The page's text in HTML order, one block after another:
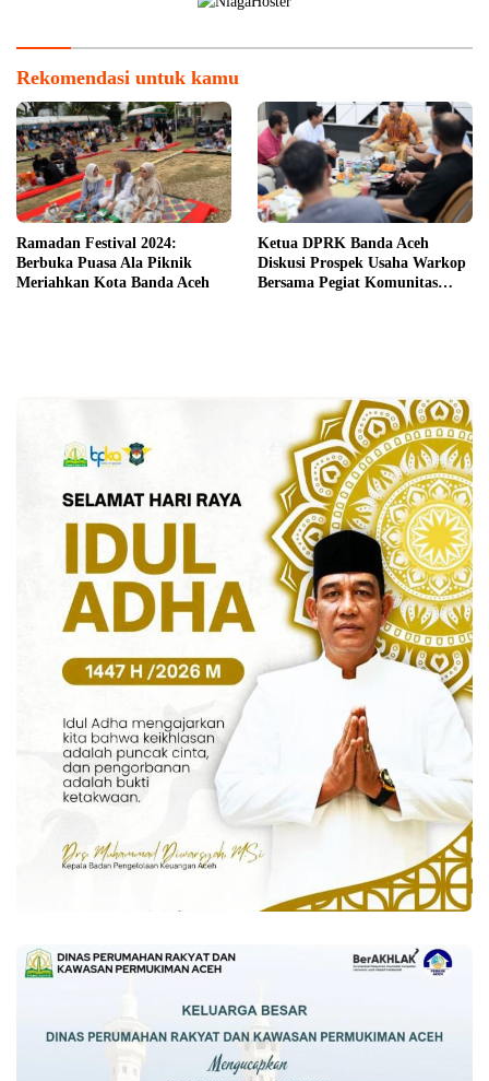
Rekomendasi untuk kamu
Ramadan Festival 2024:
Berbuka Puasa Ala Piknik
Meriahkan Kota Banda Aceh
Ketua DPRK Banda Aceh
Diskusi Prospek Usaha Warkop
Bersama Pegiat Komunitas